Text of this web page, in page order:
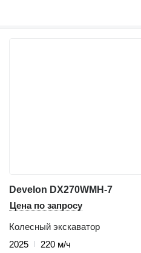
Develon DX270WMH-7
Цена по запросу
Колесный экскаватор
2025
220 м/ч